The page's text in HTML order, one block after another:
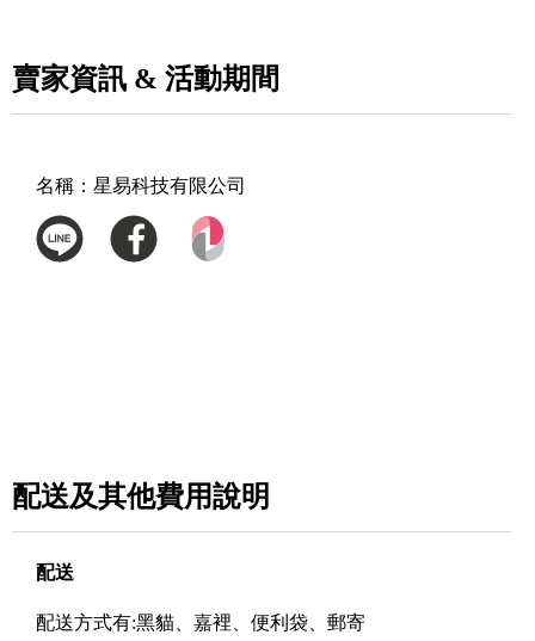
賣家資訊 & 活動期間
名稱： 星易科技有限公司
配送及其他費用說明
配送
配送方式有:黑貓、嘉裡、便利袋、郵寄